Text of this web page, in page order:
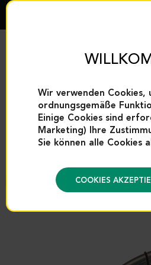
Wir verwenden Cookies,
ordnungsgemäße
Einige Cookies sind
Marketing) Ihre
Sie können alle Cookies
COOKIES
EXKLUSIVITÄTEN
EUROVANILLE
Zurück